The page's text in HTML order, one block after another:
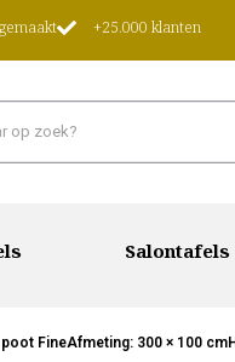
+25.000 klanten
Salontafels
FineAfmeting: 300 × 100